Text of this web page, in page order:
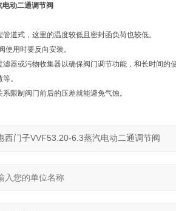
动二通调节阀
道式，这里的温度较低且密封函负荷也较低。
用时要反向安装。
器或污物收集器以确保阀门调节功能，和长时间的
。
限制阀门前后的压差就能避免气蚀。